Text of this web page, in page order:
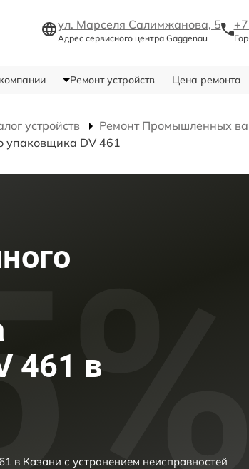
ул. Марселя Салимжанова, 5
Адрес сервисного центра Gaggenau
Ремонт устройств Цена ремонта
устройств
Ремонт Промышленных
упаковщика DV 461
461 в
в Казани с устранением неисправностей